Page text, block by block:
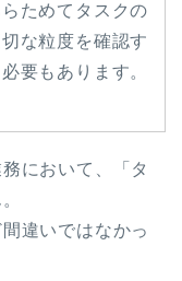
ためてタスクの
な粒度を確認す
要もあります。
において、「タ
違いではなかっ